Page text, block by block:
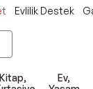
Evlilik Destek
Ev,